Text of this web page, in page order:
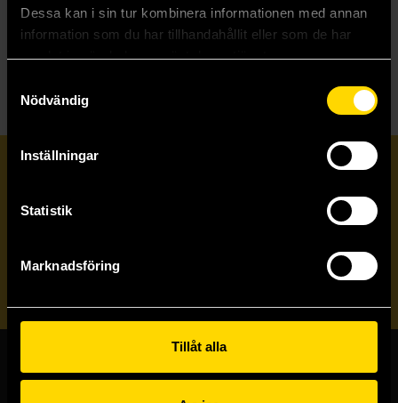
Dessa kan i sin tur kombinera informationen med annan
information som du har tillhandahållit eller som de har
samlat in när du har använt deras tjänster.
Nödvändig
Inställningar
Statistik
Marknadsföring
Tillåt alla
Läs mer
Prenumerera på vårt nyhetsbrev
Skicka
Butiker & kundtjänst